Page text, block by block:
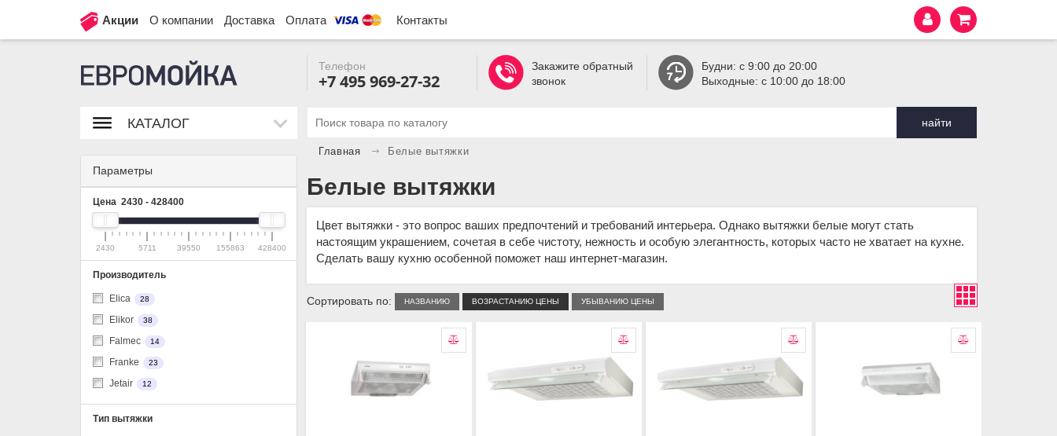
Акции О компании Доставка Оплата Контакты
Телефон
+7 495 969-27-32
Закажите обратный
звонок
Будни: с 9:00 до 20:00
Выходные: с 10:00 до 18:00
найти
КАТАЛОГ
Параметры
Цена 2430 - 428400
2430 5711 39550 155863 428400
Производитель
Elica 28
Elikor 38
Falmec 14
Franke 23
Jetair 12
Тип вытяжки
Главная Белые вытяжки
Белые вытяжки
Цвет вытяжки - это вопрос ваших предпочтений и требований интерьера. Однако вытяжки белые могут стать
настоящим украшением, сочетая в себе чистоту, нежность и особую элегантность, которых часто не хватает на кухне.
Сделать вашу кухню особенной поможет наш интернет-магазин.
Сортировать по: НАЗВАНИЮ ВОЗРАСТАНИЮ ЦЕНЫ УБЫВАНИЮ ЦЕНЫ